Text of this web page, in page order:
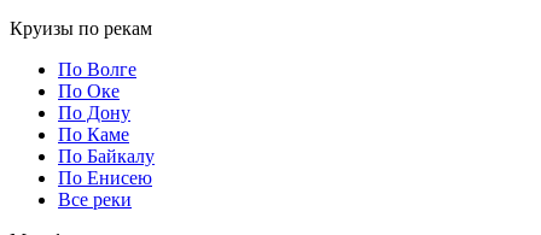
Круизы по рекам
По Волге
По Оке
По Дону
По Каме
По Байкалу
По Енисею
Все реки